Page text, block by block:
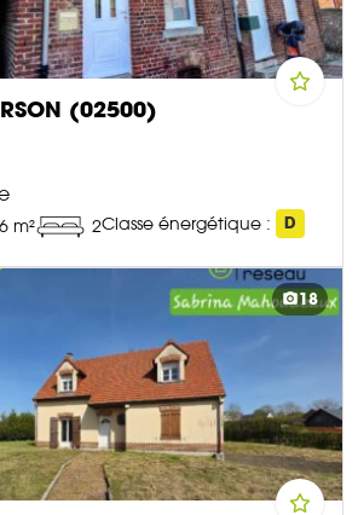
(02500)
m² 2Classe énergétique : D
18